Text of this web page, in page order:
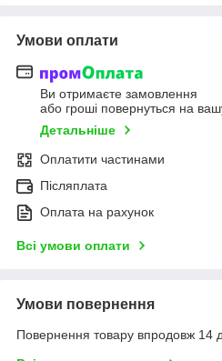
Умови оплати
Ви отримаєте замовлення
або гроші повернуться на
Детальніше
Оплатити частинами
Післяплата
Оплата на рахунок
Всі умови оплати
Умови повернення
Повернення товару впродовж 14